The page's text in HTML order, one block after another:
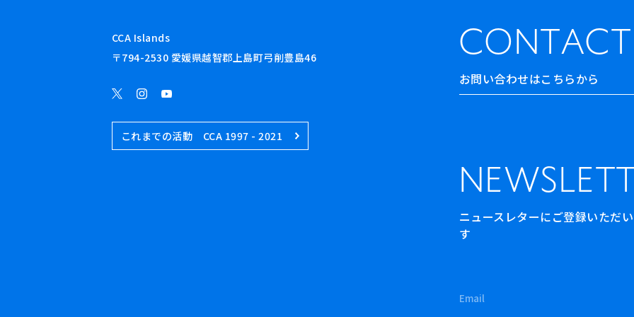
CONTACT
お問い合わせはこちらから
ニュースレターにご登録いただ
す
CCA Islands
〒794-2530 愛媛県越智郡上島町弓削豊島46
これまでの活動 CCA 1997 - 2021